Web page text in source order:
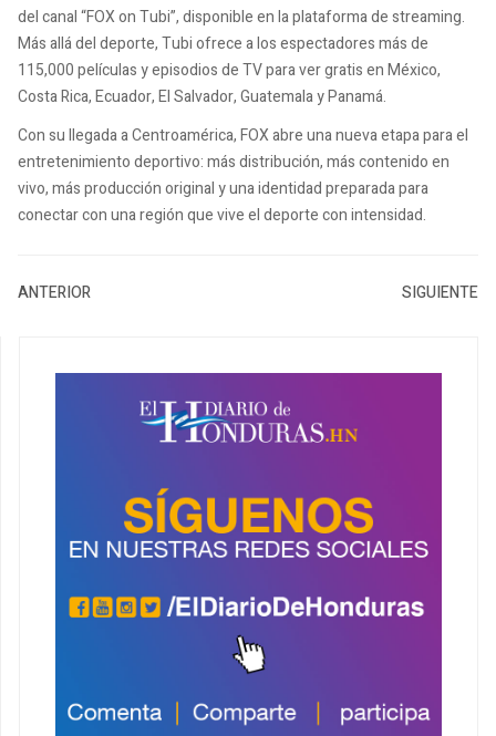
del canal “FOX on Tubi”, disponible en la plataforma de streaming.
Más allá del deporte, Tubi ofrece a los espectadores más de
115,000 películas y episodios de TV para ver gratis en México,
Costa Rica, Ecuador, El Salvador, Guatemala y Panamá.
Con su llegada a Centroamérica, FOX abre una nueva etapa para el
entretenimiento deportivo: más distribución, más contenido en
vivo, más producción original y una identidad preparada para
conectar con una región que vive el deporte con intensidad.
ANTERIOR SIGUIENTE